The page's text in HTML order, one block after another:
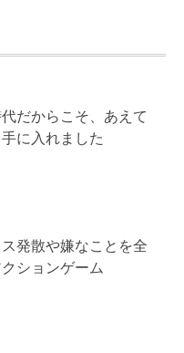
だからこそ、あえて
に入れました
発散や嫌なことを全
ションゲーム